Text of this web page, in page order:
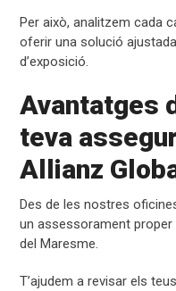
Per això, analitzem cada
oferir una solució
d’exposició.
Avantatges
teva
Allianz
Des de les nostres
un assessorament
del Maresme.
T’ajudem a revisar els